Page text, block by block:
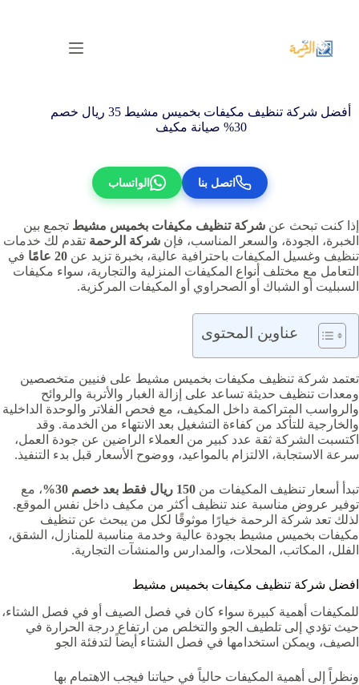
المحتوى
أفضل شركة تنظيف مكيفات بخميس مشيط 35 ريال خصم
30% صيانة مكيف
اتصل بنا الواتساب
إذا كنت تبحث عن شركة تنظيف مكيفات بخميس مشيط تجمع بين
الخبرة، الجودة، والسعر المناسب، فإن شركة الرحمة تقدم لك خدمات
تنظيف وغسيل المكيفات باحترافية عالية، بخبرة تزيد عن 20 عامًا
في
التعامل مع مختلف أنواع المكيفات المنزلية والتجارية، سواء مكيفات
السبليت أو الشباك أو الصحراوي أو المكيفات المركزية.
عناوين المحتوى
تعتمد شركة تنظيف مكيفات بخميس مشيط على فنيين متخصصين
ومعدات تنظيف حديثة تساعد على إزالة الغبار والأتربة والروائح
والرواسب المتراكمة داخل المكيف، مع فحص الفلاتر والوحدة الداخلية
والخارجية للتأكد من كفاءة التشغيل بعد الانتهاء من الخدمة. وقد
اكتسبت الشركة ثقة عدد كبير من العملاء الراضين عن جودة العمل،
سرعة الاستجابة، الالتزام بالمواعيد، ووضوح الأسعار قبل بدء التنفيذ.
تبدأ أسعار تنظيف المكيفات من 150 ريال فقط بعد خصم 30%
، مع
توفير عروض مناسبة عند تنظيف أكثر من مكيف داخل نفس الموقع.
لذلك تعد شركة الرحمة خيارًا موثوقًا لكل من يبحث عن تنظيف
مكيفات بخميس مشيط بجودة عالية وخدمة مناسبة للمنازل، الشقق،
الفلل، المكاتب، المحلات، والمدارس والمنشآت التجارية.
افضل شركة تنظيف مكيفات بخميس مشيط
للمكيفات أهمية كبيرة سواء كان في فصل الصيف أو في فصل الشتاء،
حيث تؤدي إلى تلطيف الجو والتخلص من ارتفاع درجة الحرارة في
الصيف، ويمكن استخدامها في فصل الشتاء أيضاً لتدفئة الجو
ونظراً إلى أهمية المكيفات حالياً في حياتنا فيجب الاهتمام بها